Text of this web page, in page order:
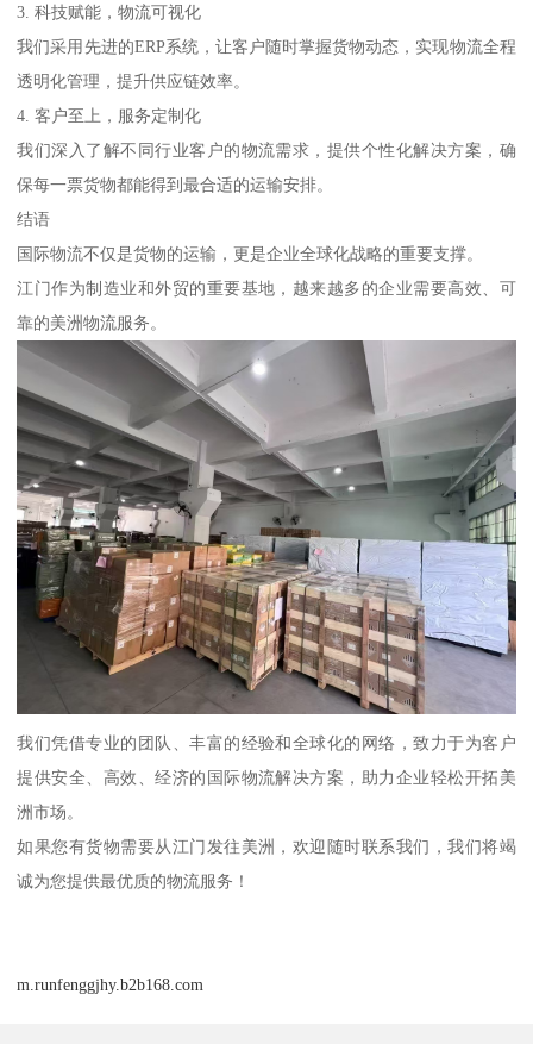
3. 科技赋能，物流可视化
我们采用先进的ERP系统，让客户随时掌握货物动态，实现物流全程
透明化管理，提升供应链效率。
4. 客户至上，服务定制化
我们深入了解不同行业客户的物流需求，提供个性化解决方案，确
保每一票货物都能得到最合适的运输安排。
结语
国际物流不仅是货物的运输，更是企业全球化战略的重要支撑。
江门作为制造业和外贸的重要基地，越来越多的企业需要高效、可
靠的美洲物流服务。
我们凭借专业的团队、丰富的经验和全球化的网络，致力于为客户
提供安全、高效、经济的国际物流解决方案，助力企业轻松开拓美
洲市场。
如果您有货物需要从江门发往美洲，欢迎随时联系我们，我们将竭
诚为您提供最优质的物流服务！
m.runfenggjhy.b2b168.com